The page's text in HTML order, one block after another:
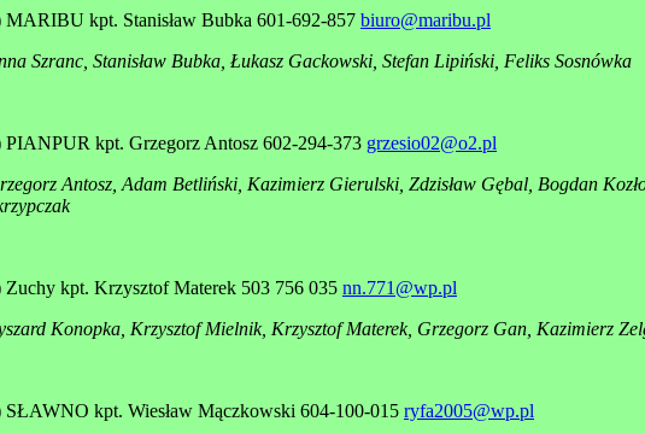
MARIBU kpt. Stanisław Bubka 601-692-857 biuro@maribu.pl
Szranc, Stanisław Bubka, Łukasz Gackowski, Stefan Lipiński, Feliks Sosnówka
PIANPUR kpt. Grzegorz Antosz 602-294-373 grzesio02@o2.pl
Antosz, Adam Betliński, Kazimierz Gierulski, Zdzisław Gębal, Bogdan
Zuchy kpt. Krzysztof Materek 503 756 035 nn.771@wp.pl
Konopka, Krzysztof Mielnik, Krzysztof Materek, Grzegorz Gan, Kazimierz
SŁAWNO kpt. Wiesław Mączkowski 604-100-015 ryfa2005@wp.pl